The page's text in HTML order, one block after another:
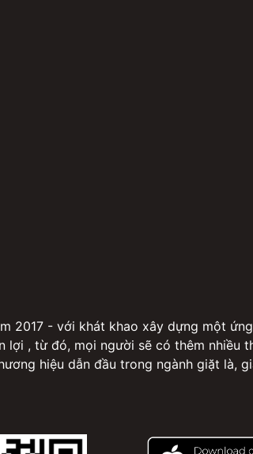
2017 - với khát khao xây dựng một
lợi , từ đó, mọi người sẽ có thêm nhiều
hiệu dẫn đầu trong ngành giặt là,
dùng. Tại HERAMO, khách hàng có
ủi treo linh hoạt Giặt hấp, giặt khô:
túi xách laptop Vệ sinh giặt giày: clean